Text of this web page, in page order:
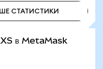
СТАТИСТИКИ
в MetaMask